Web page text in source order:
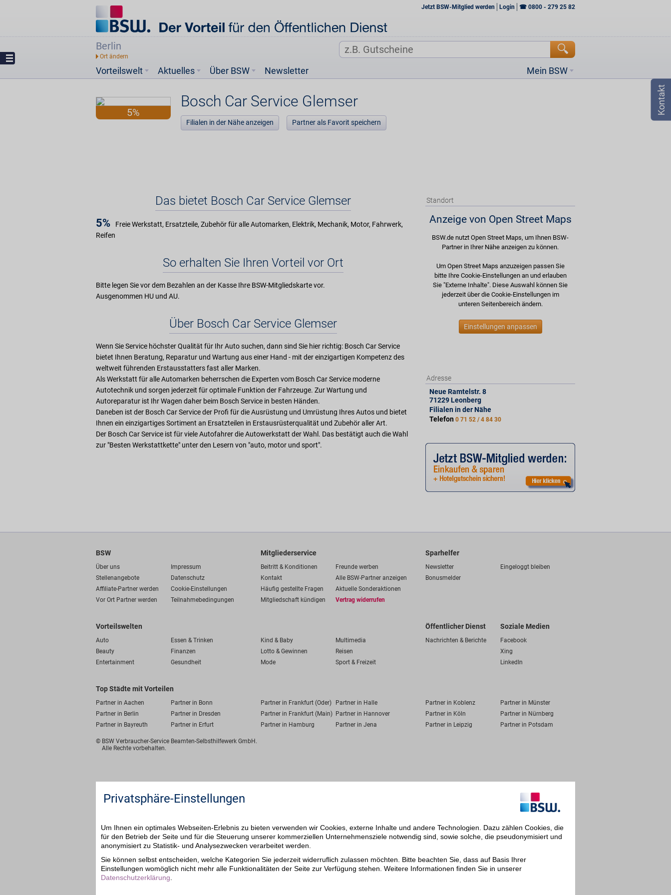
Jetzt BSW-Mitglied werden Login ☎ 0800 - 279 25 82
Berlin
Vorteilswelt Mein BSW
Aktuelles Über BSW Newsletter
5%
Bosch Car Service Glemser
Filialen in der Nähe anzeigen Partner als Favorit speichern
Das bietet Bosch Car Service Glemser
5%
Freie Werkstatt, Ersatzteile, Zubehör für alle Automarken, Elektrik, Mechanik, Motor, Fahrwerk,
Reifen
So erhalten Sie Ihren Vorteil vor Ort
Bitte legen Sie vor dem Bezahlen an der Kasse Ihre BSW-Mitgliedskarte vor.
Ausgenommen HU und AU.
Über Bosch Car Service Glemser
Wenn Sie Service höchster Qualität für Ihr Auto suchen, dann sind Sie hier richtig: Bosch Car Service
bietet Ihnen Beratung, Reparatur und Wartung aus einer Hand - mit der einzigartigen Kompetenz des
weltweit führenden Erstausstatters fast aller Marken.
Als Werkstatt für alle Automarken beherrschen die Experten vom Bosch Car Service moderne
Autotechnik und sorgen jederzeit für optimale Funktion der Fahrzeuge. Zur Wartung und
Autoreparatur ist Ihr Wagen daher beim Bosch Service in besten Händen.
Daneben ist der Bosch Car Service der Profi für die Ausrüstung und Umrüstung Ihres Autos und bietet
Ihnen ein einzigartiges Sortiment an Ersatzteilen in Erstausrüsterqualität und Zubehör aller Art.
Der Bosch Car Service ist für viele Autofahrer die Autowerkstatt der Wahl. Das bestätigt auch die Wahl
zur "Besten Werkstattkette" unter den Lesern von "auto, motor und sport".
Standort
Anzeige von Open Street Maps
BSW.de nutzt Open Street Maps, um Ihnen BSW-
Partner in Ihrer Nähe anzeigen zu können.
Um Open Street Maps anzuzeigen passen Sie
bitte Ihre Cookie-Einstellungen an und erlauben
Sie "Externe Inhalte". Diese Auswahl können Sie
jederzeit über die Cookie-Einstellungen im
unteren Seitenbereich ändern.
Einstellungen anpassen
Adresse
Neue Ramtelstr. 8
71229 Leonberg
Filialen in der Nähe
Telefon 0 71 52 / 4 84 30
BSW
Über uns
Impressum
Stellenangebote
Datenschutz
Affiliate-Partner werden
Cookie-Einstellungen
Vor Ort Partner werden
Teilnahmebedingungen
Mitgliederservice
Beitritt & Konditionen
Freunde werben
Kontakt
Alle BSW-Partner anzeigen
Häufig gestellte Fragen
Aktuelle Sonderaktionen
Mitgliedschaft kündigen
Vertrag widerrufen
Sparhelfer
Newsletter
Eingeloggt bleiben
Bonusmelder
Vorteilswelten
Auto Essen & Trinken Kind & Baby
Multimedia
Beauty
Finanzen Lotto & Gewinnen
Reisen
Entertainment
Gesundheit Mode Sport & Freizeit
Öffentlicher Dienst
Nachrichten & Berichte
Soziale Medien
Facebook
Xing
LinkedIn
Top Städte mit Vorteilen
Partner in Aachen Partner in Bonn Partner in Frankfurt (Oder) Partner in Halle Partner in Koblenz
Partner in Münster
Partner in Berlin
Partner in Dresden Partner in Frankfurt (Main) Partner in Hannover Partner in Köln
Partner in Nürnberg
Partner in Bayreuth
Partner in Erfurt Partner in Hamburg Partner in Jena Partner in Leipzig Partner in Potsdam
© BSW Verbraucher-Service Beamten-Selbsthilfewerk GmbH.
Alle Rechte vorbehalten.
Privatsphäre-Einstellungen
Um Ihnen ein optimales Webseiten-Erlebnis zu bieten verwenden wir Cookies, externe Inhalte und andere Technologien. Dazu zählen Cookies, die
für den Betrieb der Seite und für die Steuerung unserer kommerziellen Unternehmensziele notwendig sind, sowie solche, die pseudonymisiert und
anonymisiert zu Statistik- und Analysezwecken verarbeitet werden.
Sie können selbst entscheiden, welche Kategorien Sie jederzeit widerruflich zulassen möchten. Bitte beachten Sie, dass auf Basis Ihrer
Einstellungen womöglich nicht mehr alle Funktionalitäten der Seite zur Verfügung stehen. Weitere Informationen finden Sie in unserer
Datenschutzerklärung